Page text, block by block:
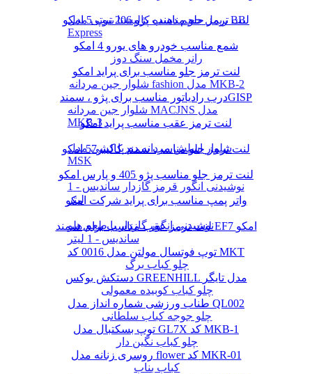
ریمل حجم دهنده کالیستا بیوتی مدل BB
Express
رانر مخمل سنگ دوز
شلوار جین مردانه fashion مدل MKB-2
شلوار جین مردانه MACJNS مدل
MKB-3
شلوار اسلش مردانه دم پا کشی مدل
MSK
نوشیدنی انگور قرمز گازدار ساندیس - 1
لیتر
نوشیدنی انگور گازدار با طعم هلو
ساندیس - 1 لیتر
چلو کباب برگ
چلو کباب کوبیده معمولی
چلو جوجه کباب سلطانی
چلو کباب نگین دار
کباب بناب
لنت ترمز جلو مناسب پژو 206 تیپ 5 امکو
شمع مناسب خودرو های یورو 4 امکو
لنت ترمز جلو مناسب برای پراید امکو
درب رادیاتور مناسب برای پژو ، سمندGISP
لنت ترمز عقب مناسب پراید امکو
لنت ترمز جلو مناسب سمند کالیبر57 امکو
لنت ترمز جلو مناسب پژو 405 و پارس امکو
واتر پمپ مناسب برای پراید شرکت امکو
لنت ترمز عقب مناسب برای سمند EF7 امکو
توپ فوتسال مولتن مدل 0016 کد MKT
دستکش بوکس GREENHILL مدل تایگر
طناب ورزشی شماره انداز مدل QL002
توپ بسکتبال مدل GL7X کد MKB-1
روسری زنانه مدل flower کد MKR-01